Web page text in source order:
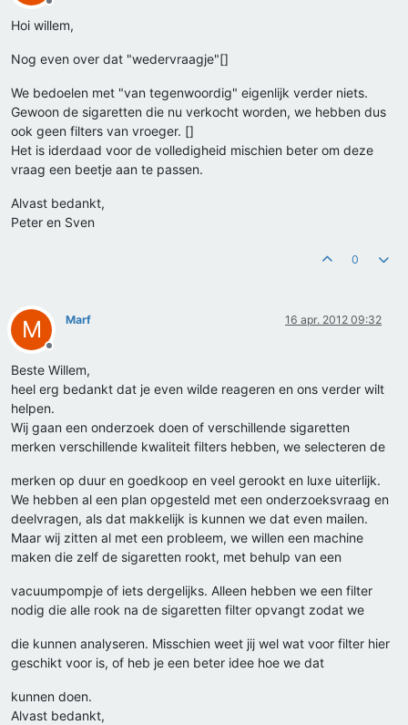
Offline
Hoi willem,
Nog even over dat "wedervraagje"[]
We bedoelen met "van tegenwoordig" eigenlijk verder niets.
Gewoon de sigaretten die nu verkocht worden, we hebben dus
ook geen filters van vroeger. []
Het is iderdaad voor de volledigheid mischien beter om deze
vraag een beetje aan te passen.
Alvast bedankt,
Peter en Sven
0
M
Offline
Marf 16 apr. 2012 09:32
Beste Willem,
heel erg bedankt dat je even wilde reageren en ons verder wilt
helpen.
Wij gaan een onderzoek doen of verschillende sigaretten
merken verschillende kwaliteit filters hebben, we selecteren de
merken op duur en goedkoop en veel gerookt en luxe uiterlijk.
We hebben al een plan opgesteld met een onderzoeksvraag en
deelvragen, als dat makkelijk is kunnen we dat even mailen.
Maar wij zitten al met een probleem, we willen een machine
maken die zelf de sigaretten rookt, met behulp van een
vacuumpompje of iets dergelijks. Alleen hebben we een filter
nodig die alle rook na de sigaretten filter opvangt zodat we
die kunnen analyseren. Misschien weet jij wel wat voor filter hier
geschikt voor is, of heb je een beter idee hoe we dat
kunnen doen.
Alvast bedankt,